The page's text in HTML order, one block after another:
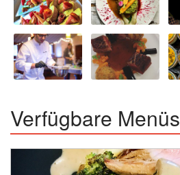
Verfügbare Menüs